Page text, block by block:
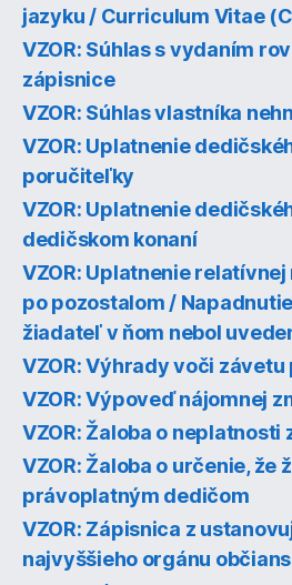
jazyku / Curriculum Vitae
VZOR: Súhlas s vydaním
zápisnice
VZOR: Súhlas vlastníka
VZOR: Uplatnenie
poručiteľky
VZOR: Uplatnenie
dedičskom konaní
VZOR: Uplatnenie
po pozostalom /
žiadateľ v ňom nebol
VZOR: Výhrady voči
VZOR: Výpoveď nájomnej
VZOR: Žaloba o neplatnosti
VZOR: Žaloba o určenie, že
právoplatným dedičom
VZOR: Zápisnica z
najvyššieho orgánu